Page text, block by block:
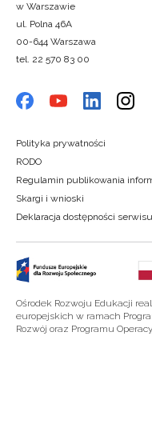
w Warszawie
ul. Polna 46A
00-644 Warszawa
tel. 22 570 83 00
Polityka prywatności
RODO
Regulamin publikowania
Skargi i wnioski
Deklaracja dostępności serwisu
Ośrodek Rozwoju Edukacji
europejskich w ramach
Rozwój oraz Programu